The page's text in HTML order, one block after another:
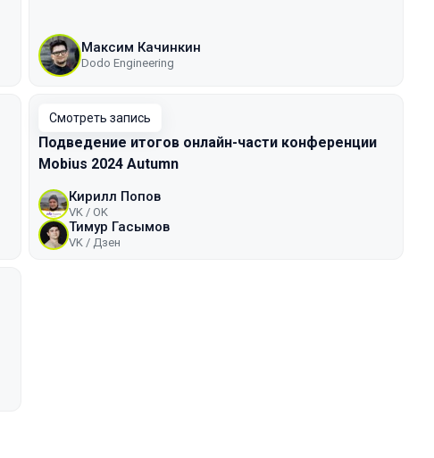
Максим Качинкин
Dodo Engineering
Смотреть запись
Подведение итогов онлайн-части конференции
Mobius 2024 Autumn
Кирилл Попов
VK / ОK
Тимур Гасымов
VK / Дзен